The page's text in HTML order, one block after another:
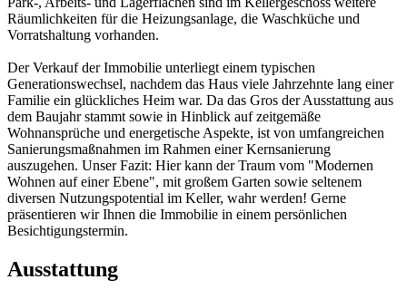
Räumlichkeiten für die Heizungsanlage, die Waschküche und
Vorratshaltung vorhanden.
Der Verkauf der Immobilie unterliegt einem typischen
Generationswechsel, nachdem das Haus viele Jahrzehnte lang einer
Familie ein glückliches Heim war. Da das Gros der Ausstattung aus
dem Baujahr stammt sowie in Hinblick auf zeitgemäße
Wohnansprüche und energetische Aspekte, ist von umfangreichen
Sanierungsmaßnahmen im Rahmen einer Kernsanierung
auszugehen. Unser Fazit: Hier kann der Traum vom "Modernen
Wohnen auf einer Ebene", mit großem Garten sowie seltenem
diversen Nutzungspotential im Keller, wahr werden! Gerne
präsentieren wir Ihnen die Immobilie in einem persönlichen
Besichtigungstermin.
Ausstattung